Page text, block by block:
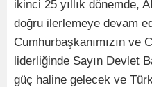
ikinci 25 yıllık dönemde,
doğru ilerlemeye devam
Cumhurbaşkanımızın ve
liderliğinde Sayın Devlet
güç haline gelecek ve